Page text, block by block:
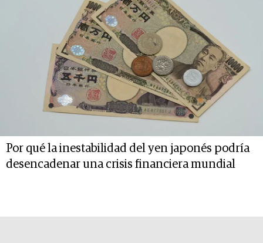
Por qué la inestabilidad del yen japonés podría
desencadenar una crisis financiera mundial